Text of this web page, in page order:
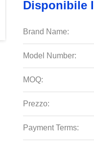
Disponibile
Brand Name:
Model Number:
MOQ:
Prezzo:
Payment Terms: